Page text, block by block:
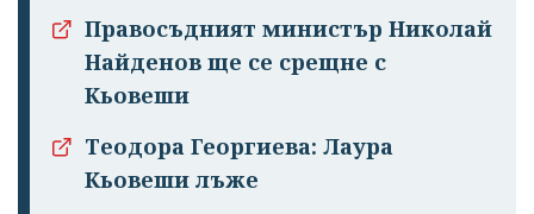
Правосъдният министър Николай
Найденов ще се срещне с
Кьовеши
Теодора Георгиева: Лаура
Кьовеши лъже